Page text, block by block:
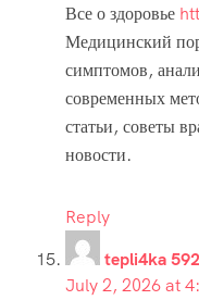
Все о здоровье
Медицинский
симптомов,
современных
статьи, советы
новости.
Reply
tepli4ka 592
July 2, 2026 at